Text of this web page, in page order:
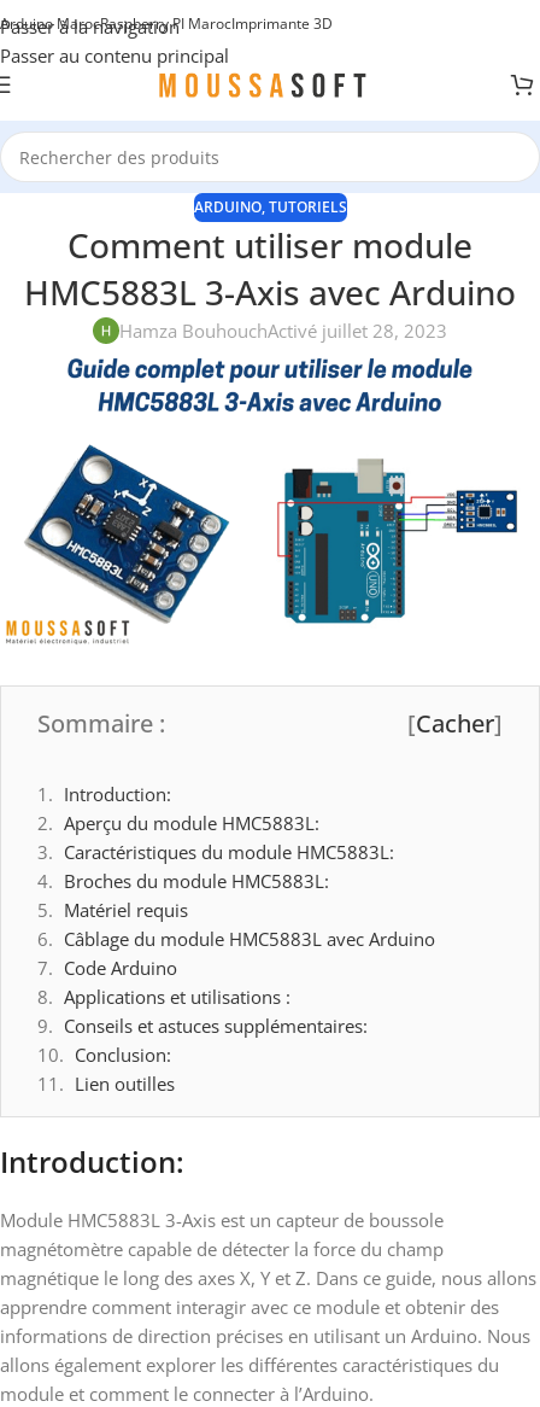
Passer à la navigation
Passer au contenu principal
Arduino MarocRaspberry PI MarocImprimante 3D
ARDUINO,TUTORIELS
Comment utiliser module
HMC5883L 3-Axis avec Arduino
Hamza BouhouchActivé juillet 28, 2023
Sommaire : [Cacher]
Introduction:
Aperçu du module HMC5883L:
Caractéristiques du module HMC5883L:
Broches du module HMC5883L:
Matériel requis
Câblage du module HMC5883L avec Arduino
Code Arduino
Applications et utilisations :
Conseils et astuces supplémentaires:
Conclusion:
Lien outilles
Introduction:
Module HMC5883L 3-Axis est un capteur de boussole
magnétomètre capable de détecter la force du champ
magnétique le long des axes X, Y et Z. Dans ce guide, nous allons
apprendre comment interagir avec ce module et obtenir des
informations de direction précises en utilisant un Arduino. Nous
allons également explorer les différentes caractéristiques du
module et comment le connecter à l’Arduino.